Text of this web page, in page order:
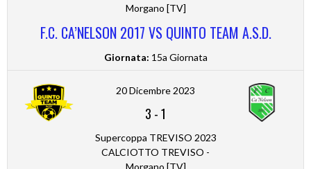
Morgano [TV]
F.C. CA’NELSON 2017 VS QUINTO TEAM A.S.D.
Giornata: 15a Giornata
20 Dicembre 2023
3 -1
Supercoppa TREVISO 2023
CALCIOTTO TREVISO -
Morgano [TV]